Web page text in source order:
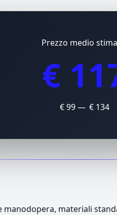
Prezzo medio
€
€ 99 — € 134
materiali